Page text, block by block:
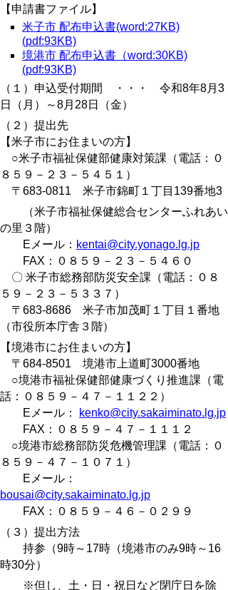
【申請書ファイル】
米子市 配布申込書(word:27KB)
(pdf:93KB)
境港市 配布申込書（word:30KB)
(pdf:93KB)
（１）申込受付期間 ・・・ 令和8年8月3
日（月）～8月28日（金）
（２）提出先
【米子市にお住まいの方】
○米子市福祉保健部健康対策課（電話：０
８５９－２３－５４５１）
〒683-0811 米子市錦町１丁目139番地3
（米子市福祉保健総合センターふれあい
の里３階）
Eメール： kentai@city.yonago.lg.jp
FAX：０８５９－２３－５４６０
〇 米子市総務部防災安全課（電話：０８
５９－２３－５３３７）
〒683-8686 米子市加茂町１丁目１番地
（市役所本庁舎３階）
【境港市にお住まいの方】
〒684-8501 境港市上道町3000番地
○境港市福祉保健部健康づくり推進課（電
話：０８５９－４７－１１２２）
Eメール：
kenko@city.sakaiminato.lg.jp
FAX：０８５９－４７－１１１２
○境港市総務部防災危機管理課（電話：０
８５９－４７－１０７１）
Eメール：
bousai@city.sakaiminato.lg.jp
FAX：０８５９－４６－０２９９
（３）提出方法
持参（9時～17時（境港市のみ9時～16
時30分）
※但し、土・日・祝日など閉庁日を除